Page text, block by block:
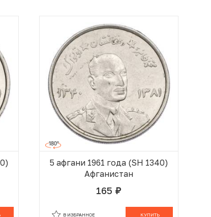
5 афгани 1961 года (SH 1340)
Афганистан
165 руб.
КУПИТЬ
В ИЗБРАННОЕ